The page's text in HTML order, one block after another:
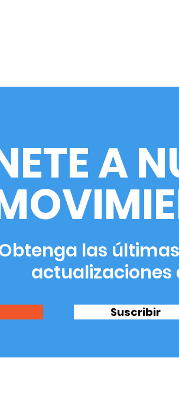
A
las
actualizaciones
Suscribir